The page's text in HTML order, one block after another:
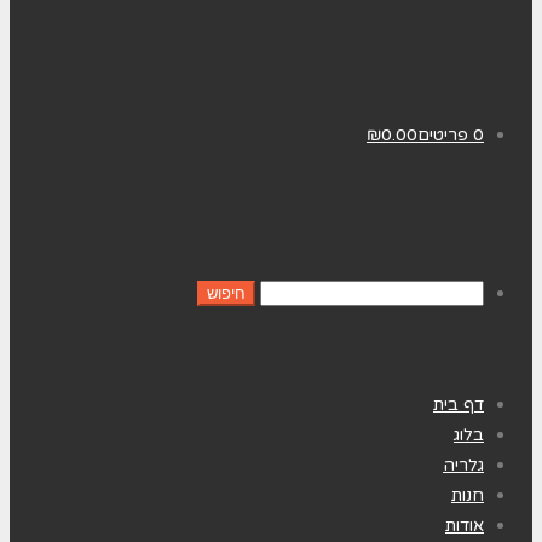
0 פריטים ₪0.00
דף בית
בלוג
גלריה
חנות
אודות